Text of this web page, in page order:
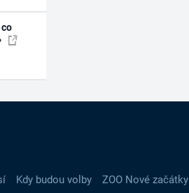
Kdy budou volby
ZOO Nové začátky